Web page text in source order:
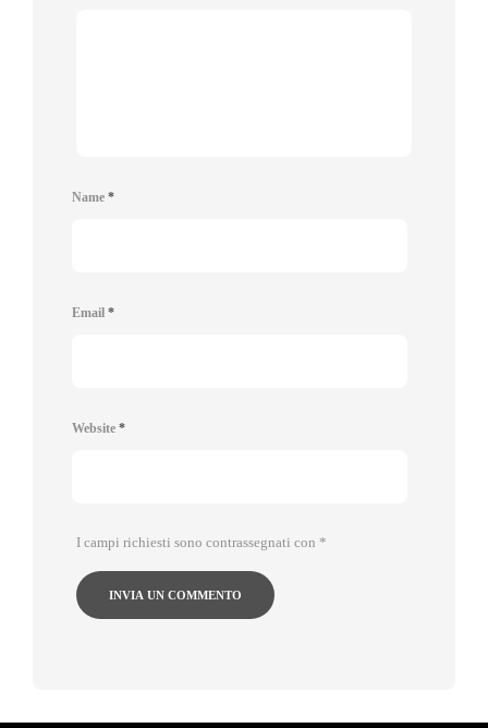
Name *
Email *
Website *
I campi richiesti sono contrassegnati con *